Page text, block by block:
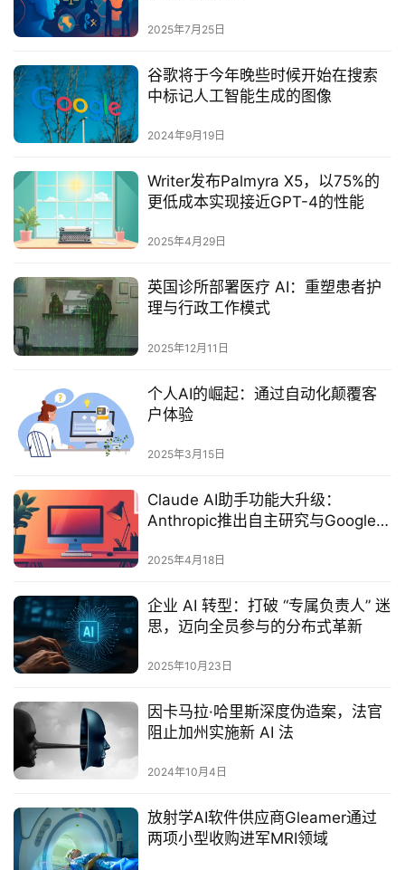
2025年7月25日
谷歌将于今年晚些时候开始在搜索
中标记人工智能生成的图像
2024年9月19日
Writer发布Palmyra X5，以75%的
更低成本实现接近GPT-4的性能
2025年4月29日
英国诊所部署医疗 AI：重塑患者护
理与行政工作模式
2025年12月11日
个人AI的崛起：通过自动化颠覆客
户体验
2025年3月15日
Claude AI助手功能大升级：
Anthropic推出自主研究与Google
2025年4月18日
企业 AI 转型：打破 “专属负责人” 迷
思，迈向全员参与的分布式革新
2025年10月23日
因卡马拉·哈里斯深度伪造案，法官
阻止加州实施新 AI 法
2024年10月4日
放射学AI软件供应商Gleamer通过
两项小型收购进军MRI领域‌